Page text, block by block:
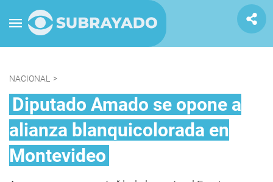
NACIONAL >
Diputado Amado se opone a
alianza blanquicolorada en
Montevideo